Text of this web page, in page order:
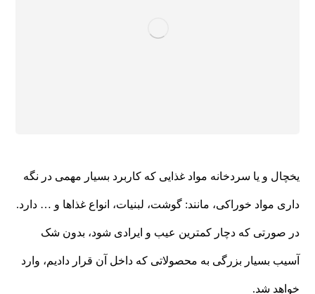
یخچال و یا سردخانه مواد غذایی که کاربرد بسیار مهمی در نگه
داری مواد خوراکی، مانند: گوشت، لبنیات، انواع غذاها و … دارد.
در صورتی که دچار کمترین عیب و ایرادی شود، بدون شک
آسیب بسیار بزرگی به محصولاتی که داخل آن قرار دادیم، وارد
خواهد شد.